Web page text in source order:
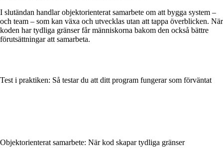
I slutändan handlar objektorienterat samarbete om att bygga system –
och team – som kan växa och utvecklas utan att tappa överblicken. När
koden har tydliga gränser får människorna bakom den också bättre
förutsättningar att samarbeta.
Test i praktiken: Så testar du att ditt program fungerar som förväntat
Objektorienterat samarbete: När kod skapar tydliga gränser